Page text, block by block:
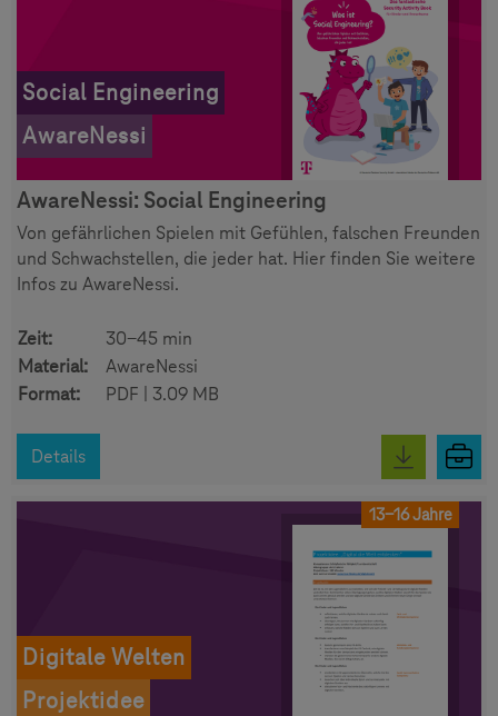
Social Engineering
AwareNessi
AwareNessi: Social Engineering
Von gefährlichen Spielen mit Gefühlen, falschen Freunden
und Schwachstellen, die jeder hat. Hier finden Sie weitere
Infos zu AwareNessi.
Zeit:
30-45 min
Material:
AwareNessi
Format:
PDF | 3.09 MB
Details
13-16 Jahre
Digitale Welten
Projektidee